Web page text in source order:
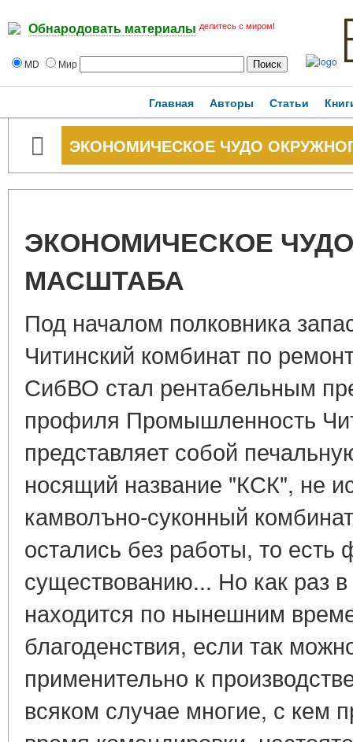
Обнародовать материалы делитесь с миром!
MD Мир
Главная Авторы Статьи
ЭКОНОМИЧЕСКОЕ ЧУДО
ЭКОНОМИЧЕСКОЕ
МАСШТАБА
Под началом полковника
Читинский комбинат по
СибВО стал рентабельным
профиля Промышленность
представляет собой
носящий название "КСК", не
камволъно-суконный
остались без работы, то есть
существованию... Но как раз
находится по нынешним
благоденствия, если так
применительно к
всяком случае многие, с кем